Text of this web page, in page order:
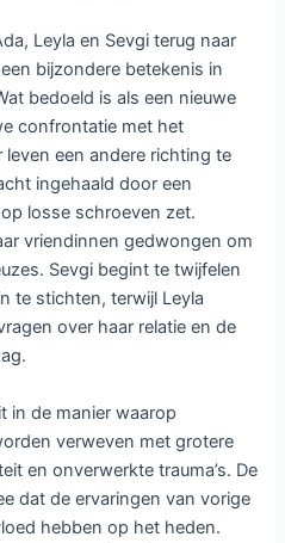
Leyla en Sevgi terug naar
bijzondere betekenis in
bedoeld is als een nieuwe
confrontatie met het
een andere richting te
ingehaald door een
losse schroeven zet.
vriendinnen gedwongen om
Sevgi begint te twijfelen
te stichten, terwijl Leyla
over haar relatie en de
in de manier waarop
verweven met grotere
en onverwerkte trauma’s. De
dat de ervaringen van vorige
hebben op het heden.